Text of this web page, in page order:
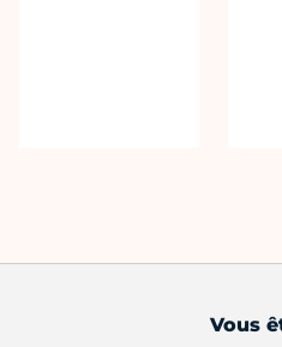
Vous